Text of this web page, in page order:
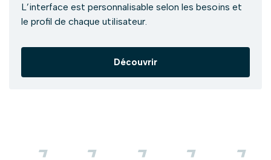
L’interface est personnalisable selon les besoins et
le profil de chaque utilisateur.
Découvrir